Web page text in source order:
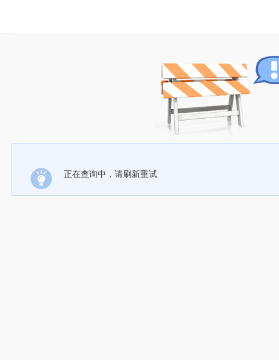
正在查询中，请刷新重试